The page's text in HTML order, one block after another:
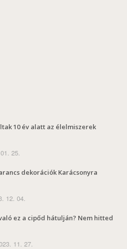
10 év alatt az élelmiszerek
25.
dekorációk Karácsonyra
12. 04.
ez a cipőd hátulján? Nem hitted
11. 27.